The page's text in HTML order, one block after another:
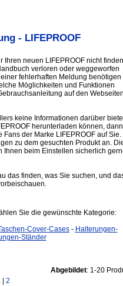
- LIFEPROOF
neuen LIFEPROOF nicht
verloren oder weggeworfen
fehlerhaften Meldung benötigen
Möglichkeiten und Funktionen
auf den
keine Informationen darüber
herunterladen können, dann
der Marke LIFEPROOF auf Sie.
zu dem gesuchten Produkt an.
Ihnen beim Einstellen sicherlich
das finden, was Sie suchen, und
Sie die gewünschte Kategorie:
Cover-Cases- Halterungen-
Ständer
Abgebildet: 1-20
2